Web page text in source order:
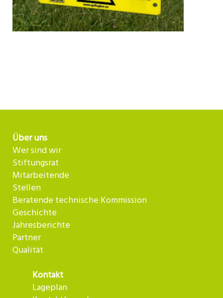
Über uns
Wer sind wir
Stiftungsrat
Mitarbeitende
Stellen
Beratende technische Kommission
Geschichte
Jahresberichte
Partner
Qualität
Kontakt
Lageplan